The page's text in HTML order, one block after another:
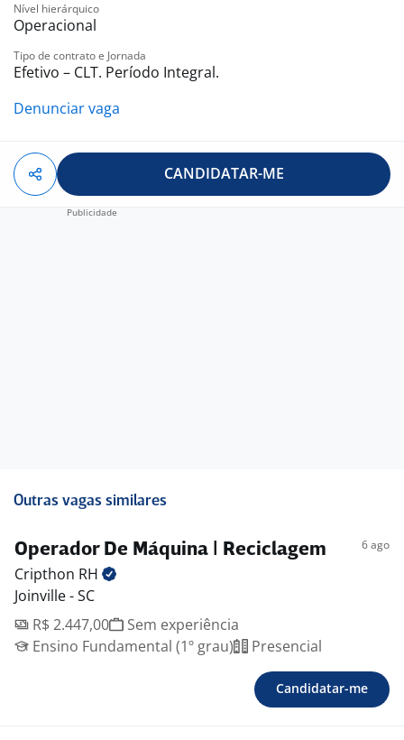
Nível hierárquico
Operacional
Tipo de contrato e Jornada
Efetivo – CLT. Período Integral.
Denunciar vaga
CANDIDATAR-ME
Outras vagas similares
Operador De Máquina | Reciclagem 6 ago
Cripthon RH
Joinville - SC
R$ 2.447,00
Sem experiência
Ensino Fundamental (1º grau)
Presencial
Candidatar-me